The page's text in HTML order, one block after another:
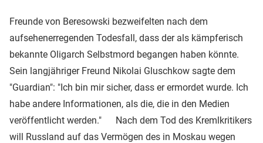
Freunde von Beresowski bezweifelten nach dem
aufsehenerregenden Todesfall, dass der als kämpferisch
bekannte Oligarch Selbstmord begangen haben könnte.
Sein langjähriger Freund Nikolai Gluschkow sagte dem
"Guardian": "Ich bin mir sicher, dass er ermordet wurde. Ich
habe andere Informationen, als die, die in den Medien
veröffentlicht werden." Nach dem Tod des Kremlkritikers
will Russland auf das Vermögen des in Moskau wegen